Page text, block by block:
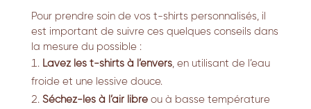
Pour prendre soin de vos t-shirts personnalisés, il
est important de suivre ces quelques conseils dans
la mesure du possible :
Lavez les t-shirts à l’envers,en utilisant de l’eau
froide et une lessive douce.
Séchez-les à l’air libreou à basse température